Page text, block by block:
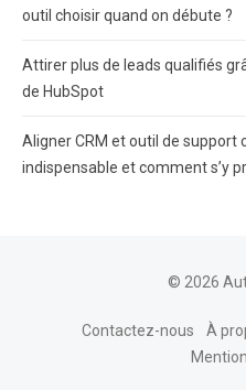
outil choisir quand on débute ?
Attirer plus de leads qualifiés
de HubSpot
Aligner CRM et outil de support
indispensable et comment s’y
© 2026
Contactez-nous À